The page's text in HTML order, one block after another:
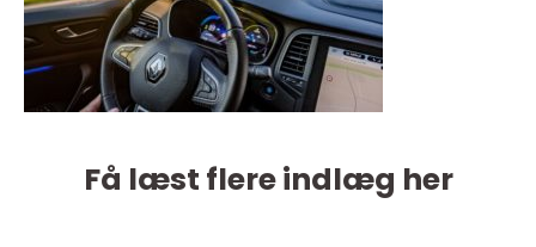
Få læst flere indlæg her